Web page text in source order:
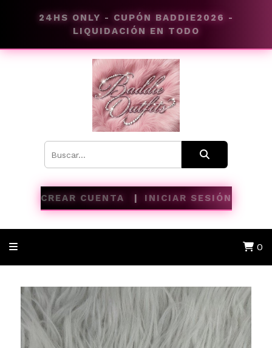
24HS ONLY - CUPÓN BADDIE2026 -
LIQUIDACIÓN EN TODO
CREAR CUENTA INICIAR SESIÓN
0